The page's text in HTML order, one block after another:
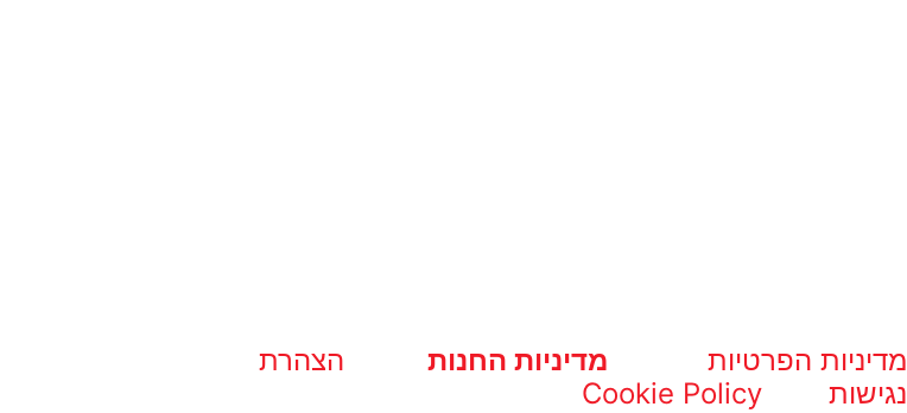
מדיניות הפרטיות מדיניות החנות
הצהרת
נגישות
Cookie Policy